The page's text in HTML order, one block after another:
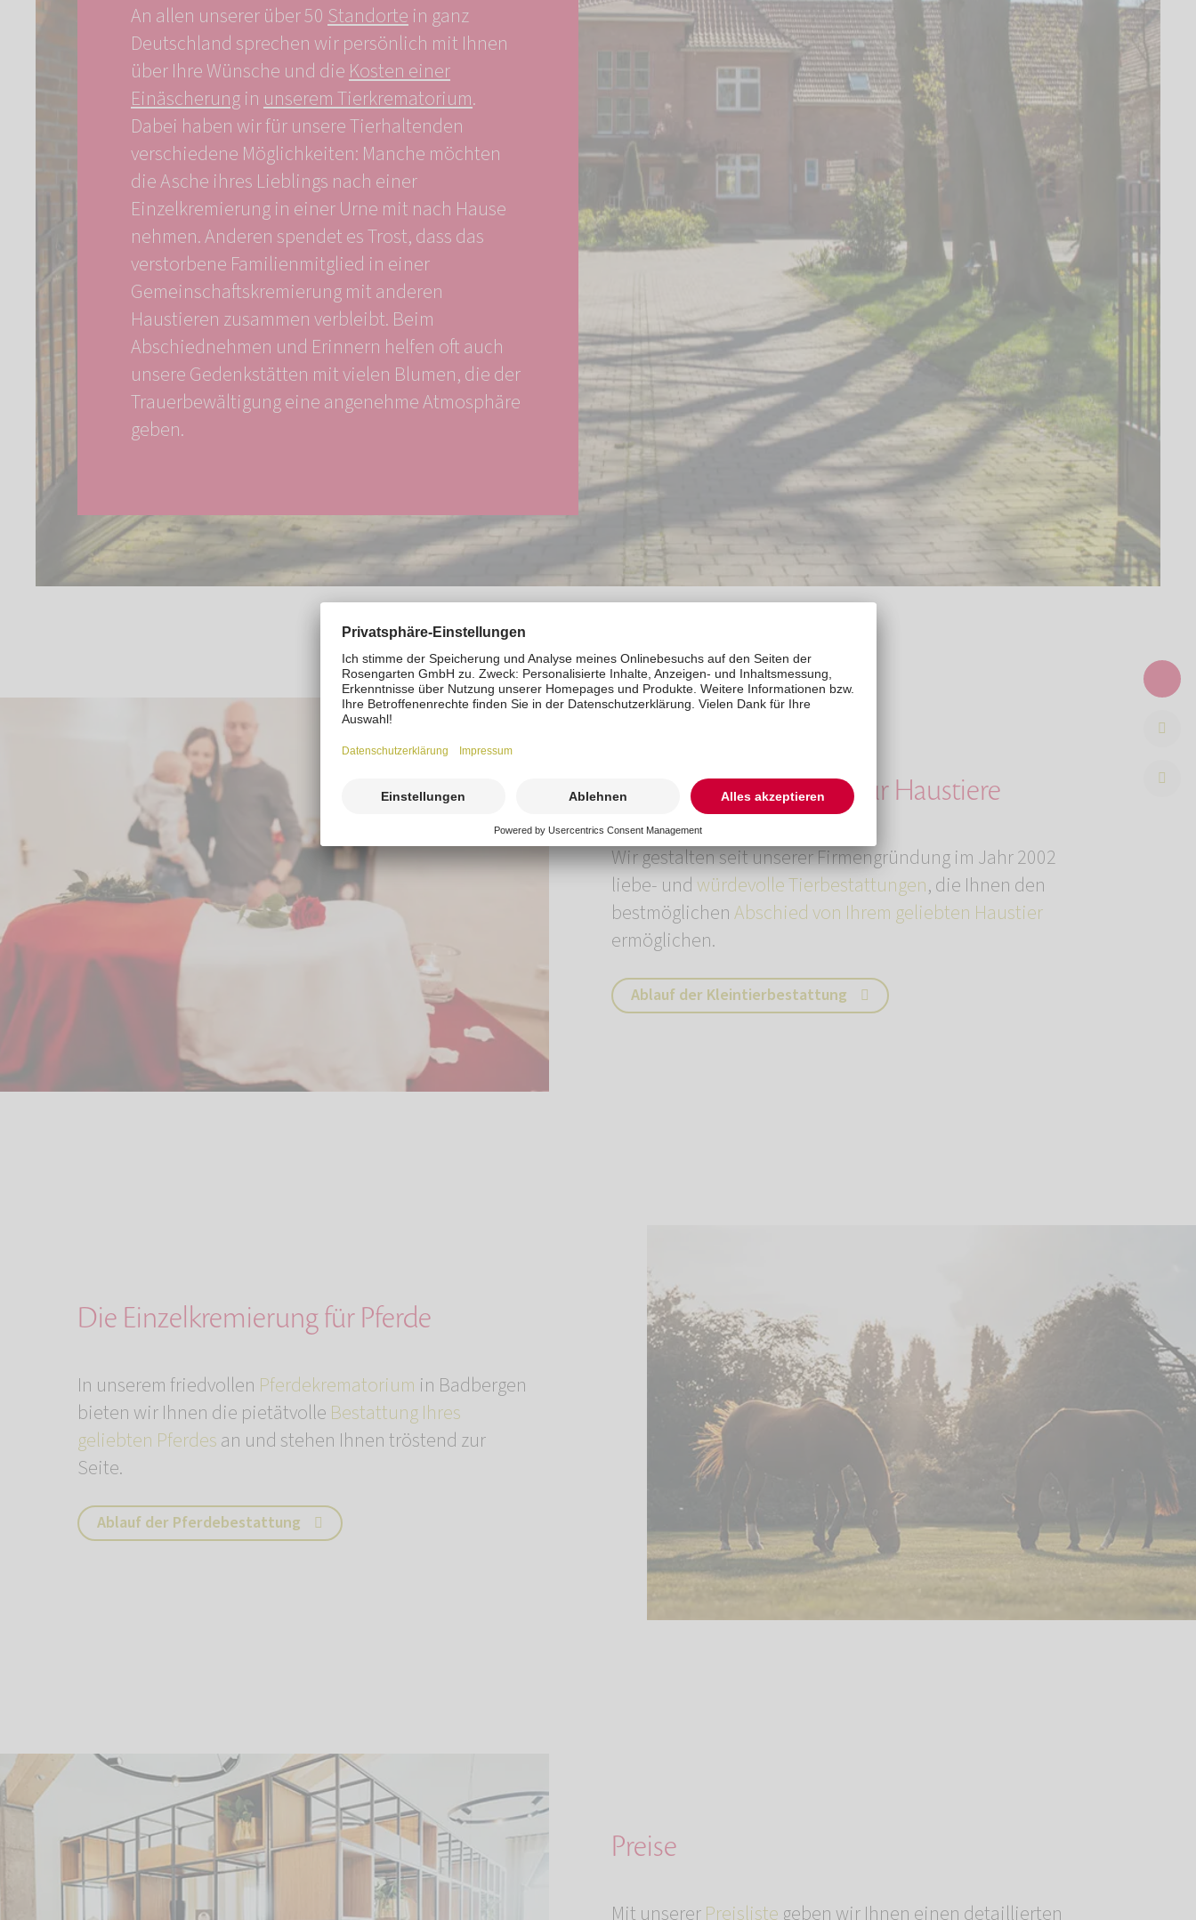
An allen unserer über 50 Standorte in ganz
Deutschland sprechen wir persönlich mit Ihnen
über Ihre Wünsche und die Kosten einer
Einäscherungin unserem Tierkrematorium.
Dabei haben wir für unsere Tierhaltenden
verschiedene Möglichkeiten: Manche möchten
die Asche ihres Lieblings nach einer
Einzelkremierung in einer Urne mit nach Hause
nehmen. Anderen spendet es Trost, dass das
verstorbene Familienmitglied in einer
Gemeinschaftskremierung mit anderen
Haustieren zusammen verbleibt. Beim
Abschiednehmen und Erinnern helfen oft auch
unsere Gedenkstätten mit vielen Blumen, die der
Trauerbewältigung eine angenehme Atmosphäre
geben.
Die Einzelkremierung für Haustiere
Wir gestalten seit unserer Firmengründung im Jahr 2002
liebe- undwürdevolle Tierbestattungen, die Ihnen den
bestmöglichenAbschied von Ihrem geliebten Haustier
ermöglichen.
Ablauf der Kleintierbestattung
Die Einzelkremierung für Pferde
In unserem friedvollen Pferdekrematorium in Badbergen
bieten wir Ihnen die pietätvolle Bestattung Ihres
geliebten Pferdesan und stehen Ihnen tröstend zur
Seite.
Ablauf der Pferdebestattung
Preise
Mit unsererPreisliste geben wir Ihnen einen detaillierten